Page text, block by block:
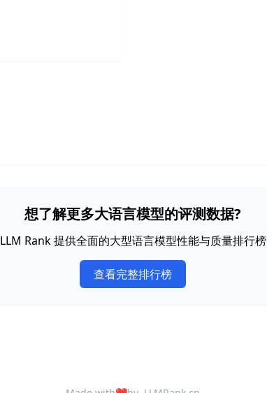
想了解更多大语言模型的评测数据?
LLM Rank 提供全面的大型语言模型性能与质量排行榜
查看完整排行榜